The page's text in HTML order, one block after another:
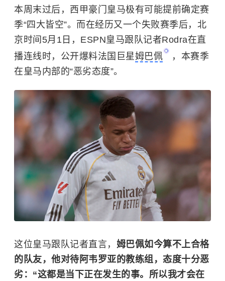
本周末过后，西甲豪门皇马极有可能提前确定赛
季“四大皆空”。而在经历又一个失败赛季后，北
京时间5月1日，ESPN皇马跟队记者Rodra在直
播连线时，公开爆料法国巨星 姆巴佩
，本赛季
在皇马内部的“恶劣态度”。
这位皇马跟队记者直言， 姆巴佩如今算不上合格
的队友，他对待阿韦罗亚的教练组，态度十分恶
劣：“这都是当下正在发生的事。所以我才会在